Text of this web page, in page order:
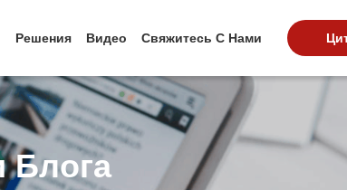
Решения Видео Свяжитесь С Нами
Блога